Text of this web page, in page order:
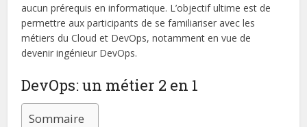
aucun prérequis en informatique. L’objectif ultime est de
permettre aux participants de se familiariser avec les
métiers du Cloud et DevOps, notamment en vue de
devenir ingénieur DevOps.
DevOps: un métier 2 en 1
Sommaire